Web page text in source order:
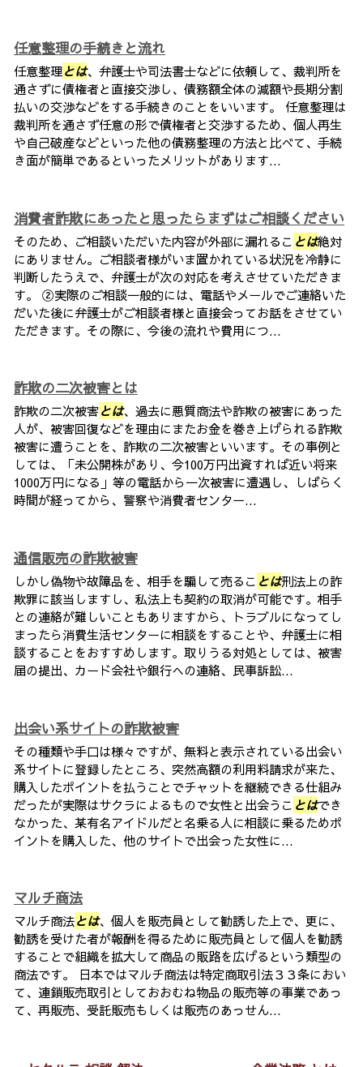
任意整理の手続きと流れ
任意整理とは、弁護士や司法書士などに依頼して、裁判所を
通さずに債権者と直接交渉し、債務額全体の減額や長期分割
払いの交渉などをする手続きのことをいいます。 任意整理は
裁判所を通さず任意の形で債権者と交渉するため、個人再生
や自己破産などといった他の債務整理の方法と比べて、手続
き面が簡単であるといったメリットがあります...
消費者詐欺にあったと思ったらまずはご相談ください
そのため、ご相談いただいた内容が外部に漏れるこ とは絶対
にありません。ご相談者様がいま置かれている状況を冷静に
判断したうえで、弁護士が次の対応を考えさせていただきま
す。 ②実際のご相談一般的には、電話やメールでご連絡いた
だいた後に弁護士がご相談者様と直接会ってお話をさせてい
ただきます。その際に、今後の流れや費用につ...
詐欺の二次被害とは
詐欺の二次被害とは、過去に悪質商法や詐欺の被害にあった
人が、被害回復などを理由にまたお金を巻き上げられる詐欺
被害に遭うことを、詐欺の二次被害といいます。その事例と
しては、「未公開株があり、今100万円出資すれば近い将来
1000万円になる」等の電話から一次被害に遭遇し、しばらく
時間が経ってから、警察や消費者センター...
通信販売の詐欺被害
しかし偽物や故障品を、相手を騙して売るこ とは刑法上の詐
欺罪に該当しますし、私法上も契約の取消が可能です。相手
との連絡が難しいこともありますから、トラブルになってし
まったら消費生活センターに相談をすることや、弁護士に相
談することをおすすめします。取りうる対処としては、被害
届の提出、カード会社や銀行への連絡、民事訴訟...
出会い系サイトの詐欺被害
その種類や手口は様々ですが、無料と表示されている出会い
系サイトに登録したところ、突然高額の利用料請求が来た、
購入したポイントを払うことでチャットを継続できる仕組み
だったが実際はサクラによるもので女性と出会うこ とはでき
なかった、某有名アイドルだと名乗る人に相談に乗るためポ
イントを購入した、他のサイトで出会った女性に...
マルチ商法
マルチ商法とは、個人を販売員として勧誘した上で、更に、
勧誘を受けた者が報酬を得るために販売員として個人を勧誘
することで組織を拡大して商品の販路を広げるという類型の
商法です。 日本ではマルチ商法は特定商取引法３３条におい
て、連鎖販売取引としておおむね物品の販売等の事業であっ
て、再販売、受託販売もしくは販売のあっせん...